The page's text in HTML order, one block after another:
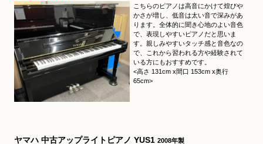
こちらのピアノは高音にかけて煌びや
かさが増し、低音は太い音で深みがあ
ります。全体的に聞き心地のよい音色
で、表現しやすいピアノだと思いま
す。親しみやすいタッチ感と音色なの
で、これから習われる方や経験されて
いる方にもおすすめです。
<高さ 131cm x間口 153cm x奥行
65cm>
ヤマハ 中古アップライトピアノ YUS1 2008年製